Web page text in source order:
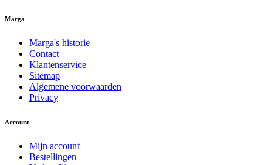
Marga
Marga's historie
Contact
Klantenservice
Sitemap
Algemene voorwaarden
Privacy
Account
Mijn account
Bestellingen